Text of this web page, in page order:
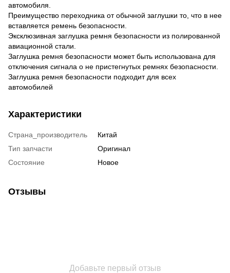
автомобиля.
Преимущество переходника от обычной заглушки то, что в нее
вставляется ремень безопасности.
Эксклюзивная заглушка ремня безопасности из полированной
авиационной стали.
Заглушка ремня безопасности может быть использована для
отключения сигнала о не пристегнутых ремнях безопасности.
Заглушка ремня безопасности подходит для всех
автомобилей
Характеристики
Страна_производитель
Китай
Тип запчасти
Оригинал
Состояние
Новое
Отзывы
Добавьте первый отзыв